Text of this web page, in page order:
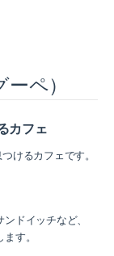
ペ）
カフェ
けるカフェです。
ドイッチなど、
す。